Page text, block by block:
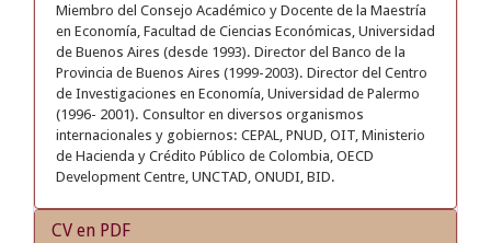
Miembro del Consejo Académico y Docente de la Maestría
en Economía, Facultad de Ciencias Económicas, Universidad
de Buenos Aires (desde 1993). Director del Banco de la
Provincia de Buenos Aires (1999-2003). Director del Centro
de Investigaciones en Economía, Universidad de Palermo
(1996- 2001). Consultor en diversos organismos
internacionales y gobiernos: CEPAL, PNUD, OIT, Ministerio
de Hacienda y Crédito Público de Colombia, OECD
Development Centre, UNCTAD, ONUDI, BID.
CV en PDF